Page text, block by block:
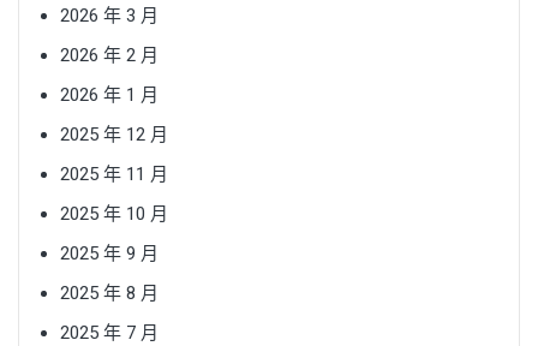
2026 年 3 月
2026 年 2 月
2026 年 1 月
2025 年 12 月
2025 年 11 月
2025 年 10 月
2025 年 9 月
2025 年 8 月
2025 年 7 月